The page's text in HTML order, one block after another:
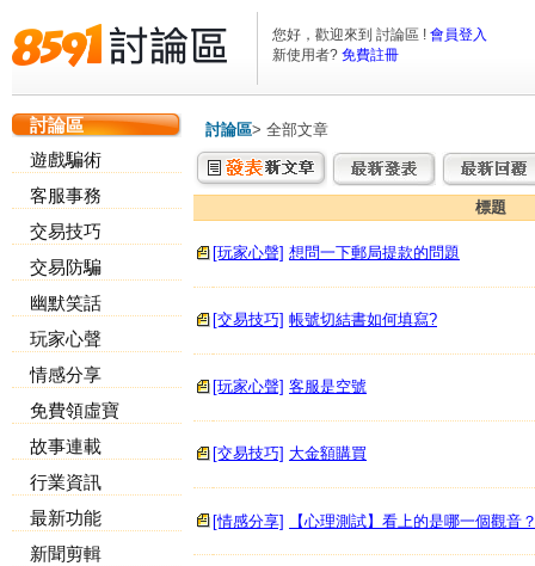
您好，歡迎來到 討論區 ! 會員登入
新使用者? 免費註冊
討論區
遊戲騙術
客服事務
交易技巧
交易防騙
幽默笑話
玩家心聲
情感分享
免費領虛寶
故事連載
行業資訊
最新功能
新聞剪輯
討論區> 全部文章
標題
[玩家心聲] 想問一下郵局提款的問題
[交易技巧] 帳號切結書如何填寫?
[玩家心聲] 客服是空號
[交易技巧] 大金額購買
[情感分享] 【心理測試】看上的是哪一個觀音